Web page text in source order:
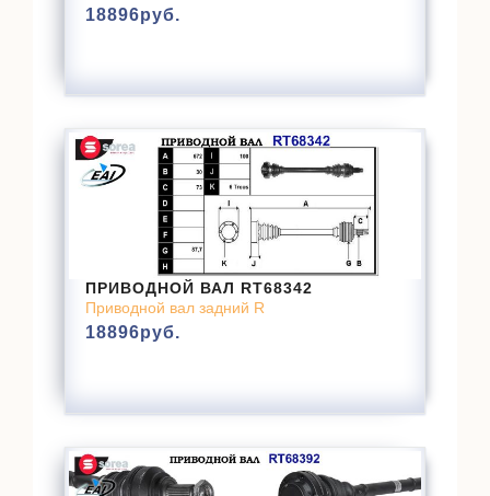
18896руб.
ПРИВОДНОЙ ВАЛ RT68342
Приводной вал задний R
18896руб.